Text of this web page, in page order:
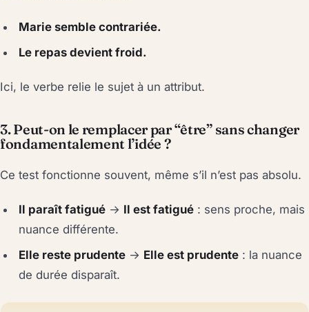
Marie semble contrariée.
Le repas devient froid.
Ici, le verbe relie le sujet à un attribut.
3. Peut-on le remplacer par “être” sans changer
fondamentalement l’idée ?
Ce test fonctionne souvent, même s’il n’est pas absolu.
Il paraît fatigué → Il est fatigué : sens proche, mais
nuance différente.
Elle reste prudente → Elle est prudente : la nuance
de durée disparaît.